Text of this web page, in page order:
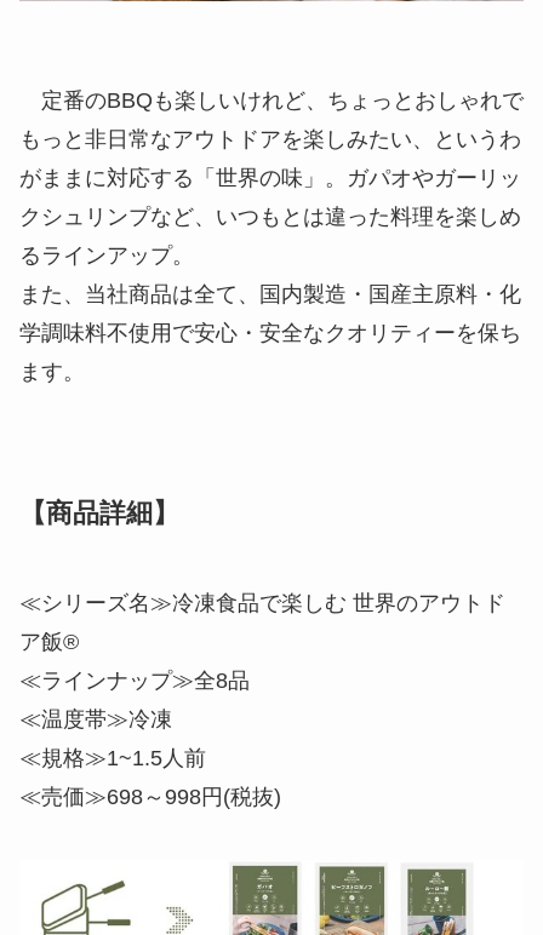
定番のBBQも楽しいけれど、ちょっとおしゃれで
もっと非日常なアウトドアを楽しみたい、というわ
がままに対応する「世界の味」。ガパオやガーリッ
クシュリンプなど、いつもとは違った料理を楽しめ
るラインアップ。
また、当社商品は全て、
国内製造・国産主原料・化
学調味料不使用で安心・安全なクオリティーを保ち
ます。
【商品詳細】
≪シリーズ名≫冷凍食品で楽しむ 世界のアウトド
ア飯®
≪ラインナップ≫全8品
≪温度帯≫冷凍
≪規格≫1~1.5人前
≪売価≫698～998円(税抜)